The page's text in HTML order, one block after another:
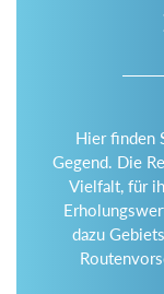
Hier finden
Gegend. Die
Vielfalt, für
dazu